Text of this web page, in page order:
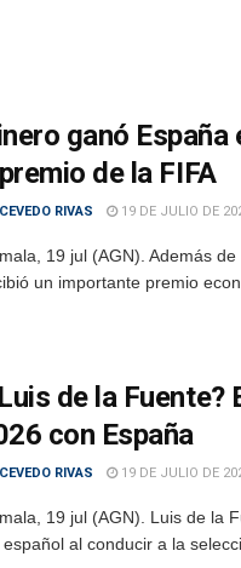
ganó
de la FIFA
RIVAS 19 DE JULIO DE
19 jul (AGN). Además
un importante premio
de la
con España
RIVAS 19 DE JULIO DE
19 jul (AGN). Luis de la
al conducir a la